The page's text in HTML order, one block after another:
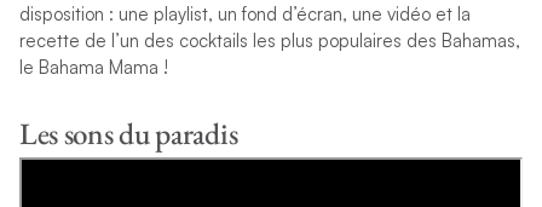
disposition : une playlist, un fond d’écran, une vidéo et la
recette de l’un des cocktails les plus populaires des Bahamas,
le Bahama Mama !
Les sons du paradis